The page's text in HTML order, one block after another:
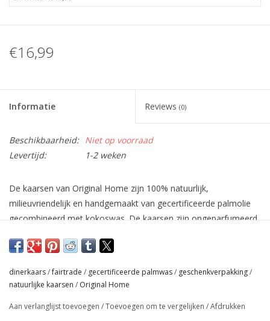
€16,99
Informatie Reviews (0)
Beschikbaarheid: Niet op voorraad
Levertijd:
1-2 weken
De kaarsen van Original Home zijn 100% natuurlijk,
milieuvriendelijk en handgemaakt van gecertificeerde palmolie
gecombineerd met kokoswas. De kaarsen zijn ongeparfumeerd,
ondersteunen een bijzonder fairtrade project in Java, Indonesië.
natuurlijke kleuren.
dinerkaars/fairtrade / gecertificeerde palmwas/ geschenkverpakking/
natuurlijke kaarsen / Original Home
Aan verlanglijst toevoegen /Toevoegen om te vergelijken /Afdrukken